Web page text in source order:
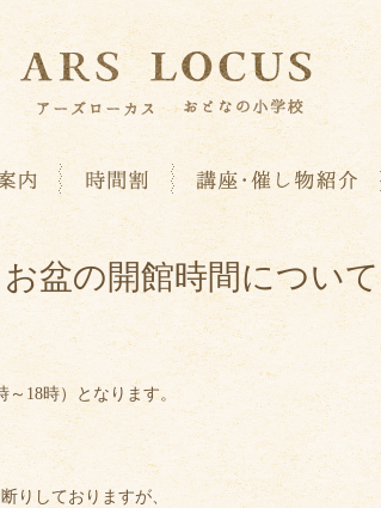
お盆の開館時間について
～18時）となります。
りしておりますが、